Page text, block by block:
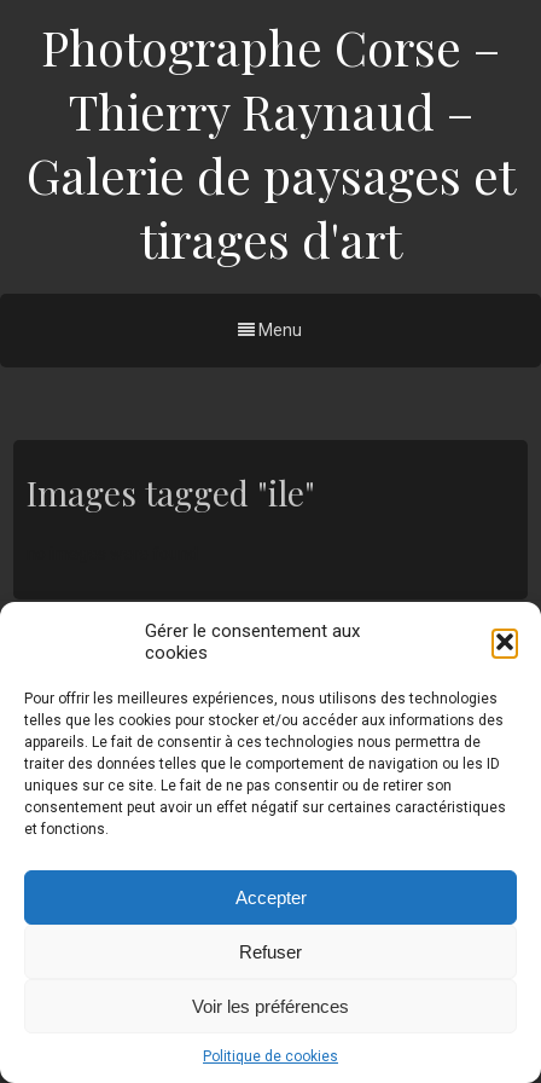
Gérer le consentement aux
cookies
Pour offrir les meilleures expériences, nous utilisons des technologies
telles que les cookies pour stocker et/ou accéder aux informations des
appareils. Le fait de consentir à ces technologies nous permettra de
traiter des données telles que le comportement de navigation ou les ID
uniques sur ce site. Le fait de ne pas consentir ou de retirer son
consentement peut avoir un effet négatif sur certaines caractéristiques
et fonctions.
Accepter
Refuser
Voir les préférences
Politique de cookies
Photographe Corse –
Thierry Raynaud –
Galerie de paysages et
tirages d'art
Menu
Images tagged "ile"
Photos de Thierry Raynaud - portraits shootings
et Paysages de Corse - Ajaccio www.thierry-
raynaud.com ©Toutes les photos de ce site sont
la propriété de l'auteur et sont protégées par le
Code de la Propriété Intellectuelle (CPI)